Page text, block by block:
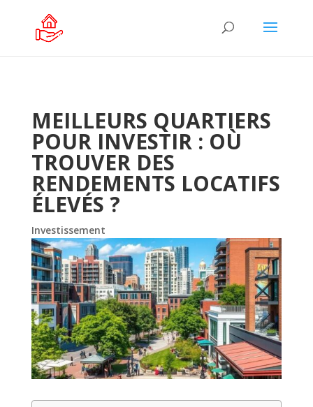
MEILLEURS QUARTIERS
POUR INVESTIR : OÙ
TROUVER DES
RENDEMENTS LOCATIFS
ÉLEVÉS ?
Investissement